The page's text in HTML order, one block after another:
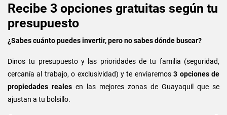
Recibe 3 opciones gratuitas según tu
presupuesto
¿Sabes cuánto puedes invertir, pero no sabes dónde buscar?
Dinos tu presupuesto y las prioridades de tu familia (seguridad,
cercanía al trabajo, o exclusividad) y te enviaremos3 opciones de
propiedades reales en las mejores zonas de Guayaquil que se
ajustan a tu bolsillo.